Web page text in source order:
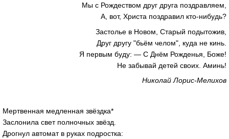
Мы с Рождеством друг друга поздравляем,
А, вот, Христа поздравил кто-нибудь?
Застолье в Новом, Старый подытожив,
Друг другу "бьём челом", куда не кинь.
Я первым буду: — С Днём Рожденья, Боже!
Не забывай детей своих. Аминь!
Николай Лорис-Мелихов
Мертвенная медленная звёздка*
Заслонила свет полночных звёзд.
Дрогнул автомат в руках подростка: